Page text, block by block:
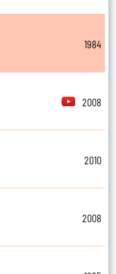
1984
2008
2010
2008